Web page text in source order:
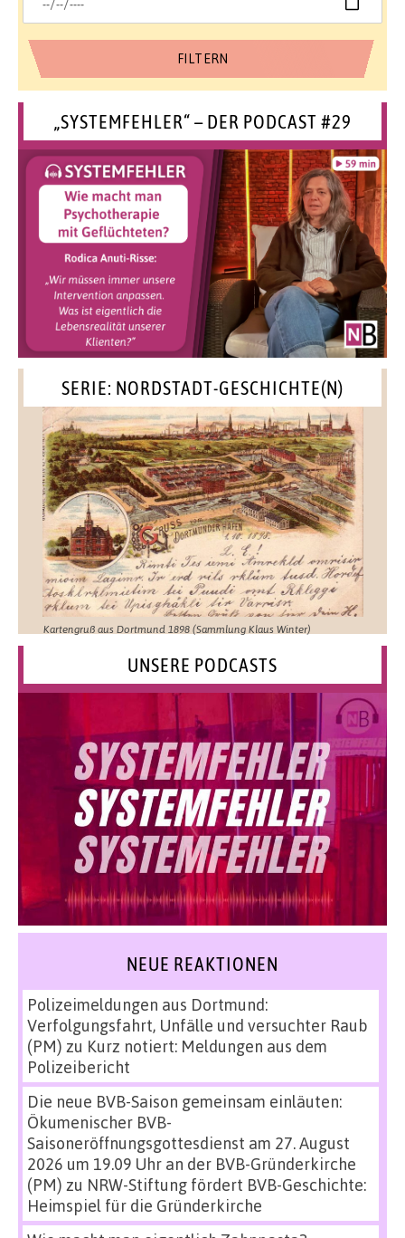
„SYSTEMFEHLER“ – DER PODCAST #29
SERIE: NORDSTADT-GESCHICHTE(N)
Kartengruß aus Dortmund 1898 (Sammlung Klaus Winter)
UNSERE PODCASTS
NEUE REAKTIONEN
Polizeimeldungen aus Dortmund:
Verfolgungsfahrt, Unfälle und versuchter Raub
(PM) zu Kurz notiert: Meldungen aus dem
Polizeibericht
Die neue BVB-Saison gemeinsam einläuten:
Ökumenischer BVB-
Saisoneröffnungsgottesdienst am 27. August
2026 um 19.09 Uhr an der BVB-Gründerkirche
(PM) zu NRW-Stiftung fördert BVB-Geschichte:
Heimspiel für die Gründerkirche